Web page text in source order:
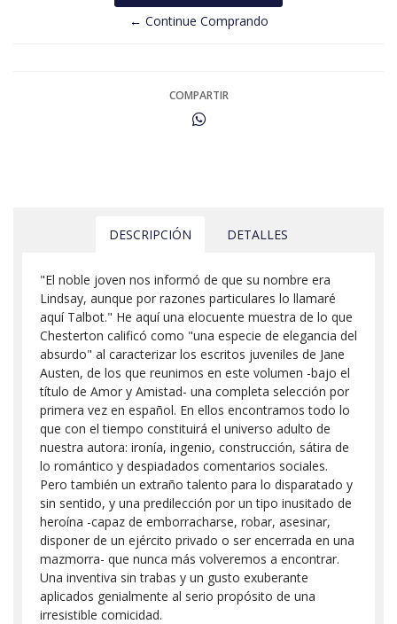
← Continue Comprando
COMPARTIR
DESCRIPCIÓN DETALLES
"El noble joven nos informó de que su nombre era
Lindsay, aunque por razones particulares lo llamaré
aquí Talbot." He aquí una elocuente muestra de lo que
Chesterton calificó como "una especie de elegancia del
absurdo" al caracterizar los escritos juveniles de Jane
Austen, de los que reunimos en este volumen -bajo el
título de Amor y Amistad- una completa selección por
primera vez en español. En ellos encontramos todo lo
que con el tiempo constituirá el universo adulto de
nuestra autora: ironía, ingenio, construcción, sátira de
lo romántico y despiadados comentarios sociales.
Pero también un extraño talento para lo disparatado y
sin sentido, y una predilección por un tipo inusitado de
heroína -capaz de emborracharse, robar, asesinar,
disponer de un ejército privado o ser encerrada en una
mazmorra- que nunca más volveremos a encontrar.
Una inventiva sin trabas y un gusto exuberante
aplicados genialmente al serio propósito de una
irresistible comicidad.